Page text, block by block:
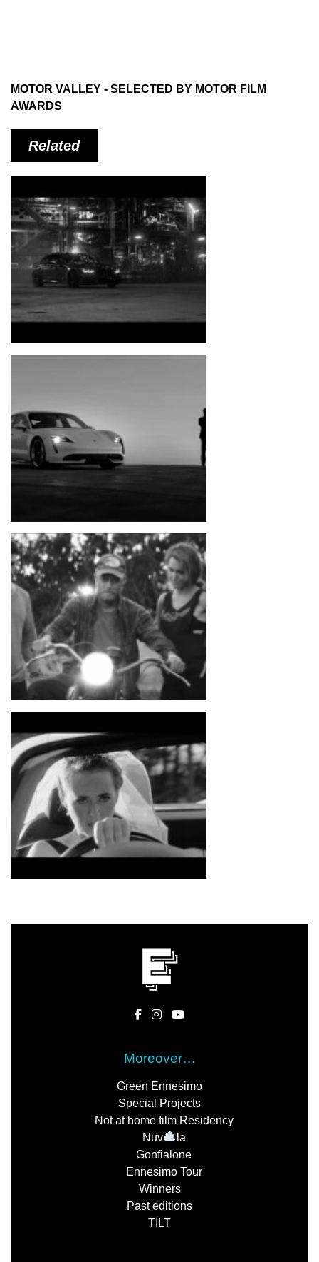
MOTOR VALLEY - SELECTED BY MOTOR FILM
AWARDS
Related
Moreover…
Green Ennesimo
Special Projects
Not at home film Residency
Nuv
la
Gonfialone
Ennesimo Tour
Winners
Past editions
TILT